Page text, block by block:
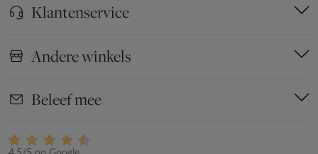
Klantenservice
Andere winkels
Beleef mee